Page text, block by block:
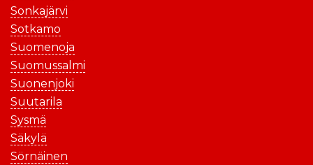
Sonkajärvi
Sotkamo
Suomenoja
Suomussalmi
Suonenjoki
Suutarila
Sysmä
Säkylä
Sörnäinen